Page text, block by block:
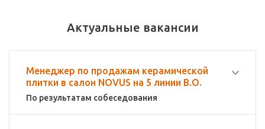
Актуальные вакансии
Менеджер по продажам керамической
плитки в салон NOVUS на 5 линии В.О.
По результатам собеседования